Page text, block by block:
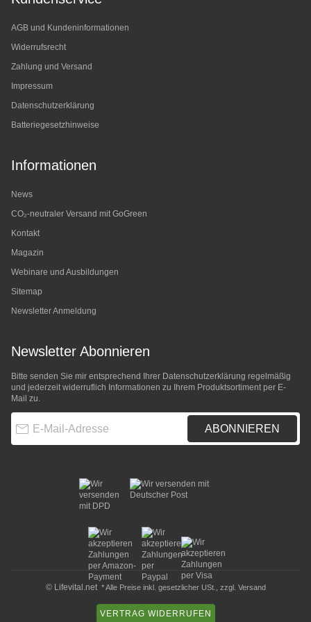
AGB und Kundeninformationen
Widerrufsrecht
Zahlung und Versand
Impressum
Datenschutzerklärung
Batteriegesetzhinweise
Informationen
News
CO₂-neutraler Versand mit GoGreen
Kontakt
Magazin
Webinare und Ausbildungen
Sitemap
Newsletter Anmeldung
Newsletter Abonnieren
Bitte senden Sie mir entsprechend Ihrer Datenschutzerklärung regelmäßig
und jederzeit widerruflich Informationen zu Ihrem Produktsortiment per E-
Mail zu.
ABONNIEREN
© Lifevital.net* Alle Preise inkl. gesetzlicher USt., zzgl. Versand
VERTRAG WIDERRUFEN